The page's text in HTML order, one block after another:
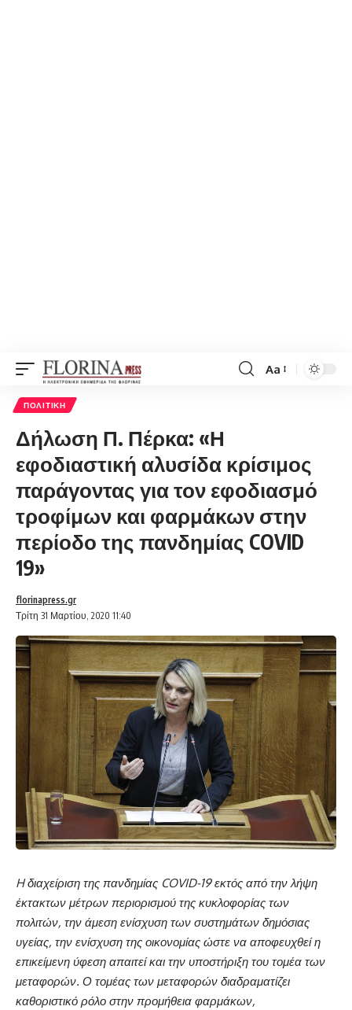
Font
Aa
ΠΟΛΙΤΙΚΉ
Δήλωση Π. Πέρκα: «Η
εφοδιαστική αλυσίδα κρίσιμος
παράγοντας για τον εφοδιασμό
τροφίμων και φαρμάκων στην
περίοδο της πανδημίας COVID
19»
Τρίτη 31 Μαρτίου, 2020 11:40
florinapress.gr
H διαχείριση της πανδημίας COVID-19 εκτός από την λήψη
έκτακτων μέτρων περιορισμού της κυκλοφορίας των
πολιτών, την άμεση ενίσχυση των συστημάτων δημόσιας
υγείας, την ενίσχυση της οικονομίας ώστε να αποφευχθεί η
επικείμενη ύφεση απαιτεί και την υποστήριξη του τομέα των
μεταφορών. Ο τομέας των μεταφορών διαδραματίζει
καθοριστικό ρόλο στην προμήθεια φαρμάκων,